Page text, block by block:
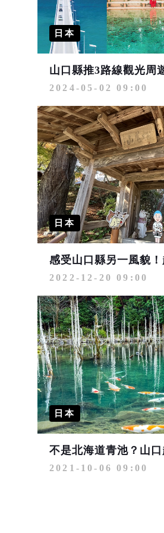
日本
2024-05-02 09:00
日本
2022-12-20 09:00
日本
2021-10-06 09:00